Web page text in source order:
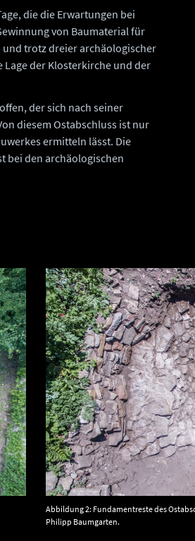
die die Erwartungen bei
von Baumaterial für
und trotz dreier archäologischer
Lage der Klosterkirche und der
der sich nach seiner
diesem Ostabschluss ist nur
ermitteln lässt. Die
bei den archäologischen
Abbildung 2: Fundamentreste des
Philipp Baumgarten.